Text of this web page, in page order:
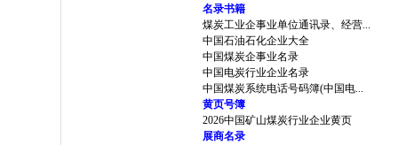
名录书籍
煤炭工业企事业单位通讯录、经营...
中国石油石化企业大全
中国煤炭企事业名录
中国电炭行业企业名录
中国煤炭系统电话号码簿(中国电...
黄页号簿
2026中国矿山煤炭行业企业黄页
展商名录